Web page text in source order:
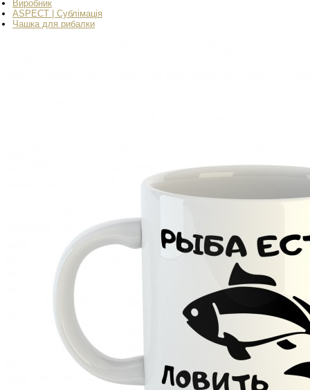
Виробник
ASPECT | Сублімація
Чашка для рибалки